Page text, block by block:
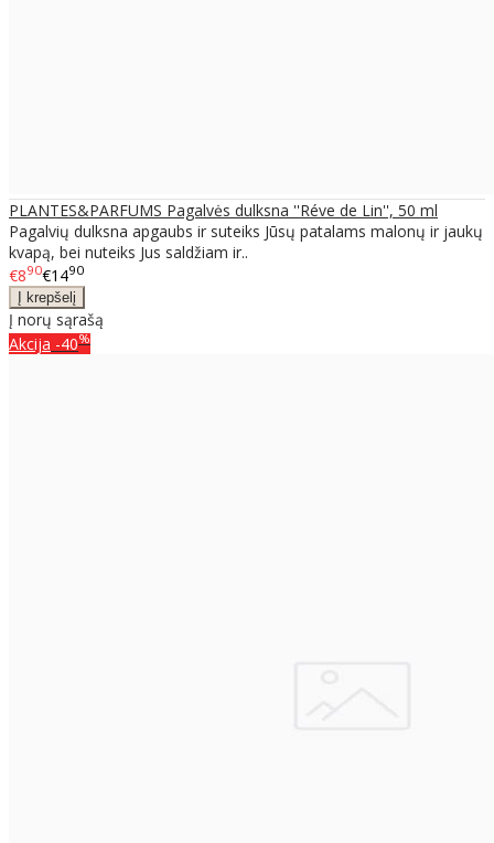
PLANTES&PARFUMS Pagalvės dulksna ''Réve de Lin'', 50 ml
Pagalvių dulksna apgaubs ir suteiks Jūsų patalams malonų ir jaukų
kvapą, bei nuteiks Jus saldžiam ir..
€890€1490
Į norų sąrašą
Akcija -40%